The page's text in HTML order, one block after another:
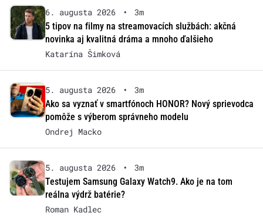
6. augusta 2026 •
3m
5 tipov na filmy na streamovacích službách: akčná
novinka aj kvalitná dráma a mnoho ďalšieho
Katarína Šimková
5. augusta 2026 •
3m
Ako sa vyznať v smartfónoch HONOR? Nový sprievodca
pomôže s výberom správneho modelu
Ondrej Macko
5. augusta 2026 •
3m
Testujem Samsung Galaxy Watch9. Ako je na tom
reálna výdrž batérie?
Roman Kadlec